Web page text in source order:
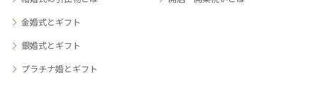
金婚式とギフト
銀婚式とギフト
プラチナ婚とギフト